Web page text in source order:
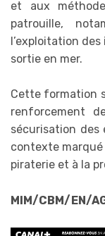
et aux
patrouille,
l’exploitation
sortie en mer.
Cette formation
renforcement
sécurisation des
contexte marqué
piraterie et à la
MIM/CBM/EN/